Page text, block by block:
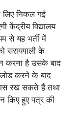
निकल गई
केंद्रीय विद्यालय
से यह भर्ती में
सरायपाली के
करना है उसके बाद
करने के बाद
रख सकते हैं तथा
किए हुए पत्र की